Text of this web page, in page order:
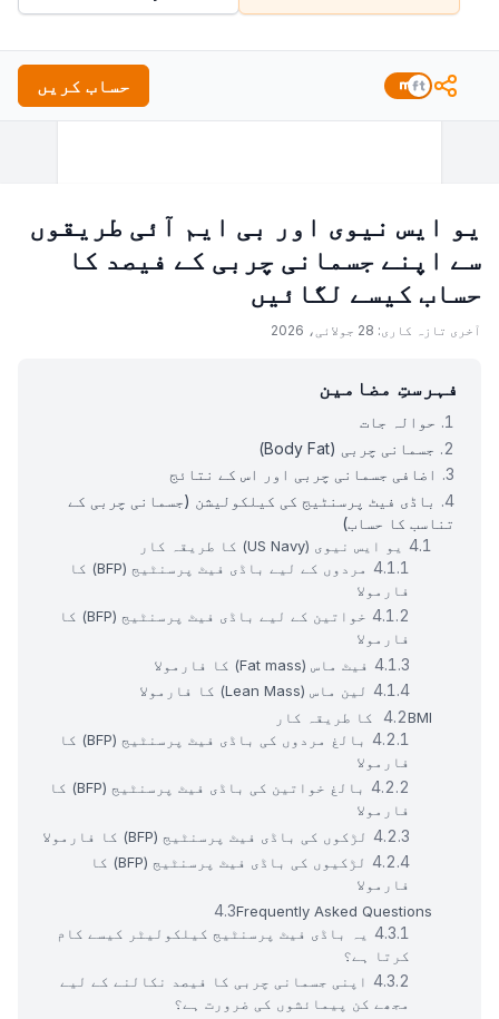
حساب کریں
یو ایس نیوی اور بی ایم آئی طریقوں
سے اپنے جسمانی چربی کے فیصد کا
حساب کیسے لگائیں
آخری تازہ کاری: 28 جولائی، 2026
فہرستِ مضامین
حوالہ جات
جسمانی چربی (Body Fat)
اضافی جسمانی چربی اور اس کے نتائج
باڈی فیٹ پرسنٹیج کی کیلکولیشن (جسمانی چربی کے
تناسب کا حساب)
یو ایس نیوی (US Navy) کا طریقہ کار
مردوں کے لیے باڈی فیٹ پرسنٹیج (BFP) کا
فارمولا
خواتین کے لیے باڈی فیٹ پرسنٹیج (BFP) کا
فارمولا
فیٹ ماس (Fat mass) کا فارمولا
لین ماس (Lean Mass) کا فارمولا
BMI کا طریقہ کار
بالغ مردوں کی باڈی فیٹ پرسنٹیج (BFP) کا
فارمولا
بالغ خواتین کی باڈی فیٹ پرسنٹیج (BFP) کا
فارمولا
لڑکوں کی باڈی فیٹ پرسنٹیج (BFP) کا فارمولا
لڑکیوں کی باڈی فیٹ پرسنٹیج (BFP) کا
فارمولا
Frequently Asked Questions
یہ باڈی فیٹ پرسنٹیج کیلکولیٹر کیسے کام
کرتا ہے؟
اپنی جسمانی چربی کا فیصد نکالنے کے لیے
مجھے کن پیمائشوں کی ضرورت ہے؟